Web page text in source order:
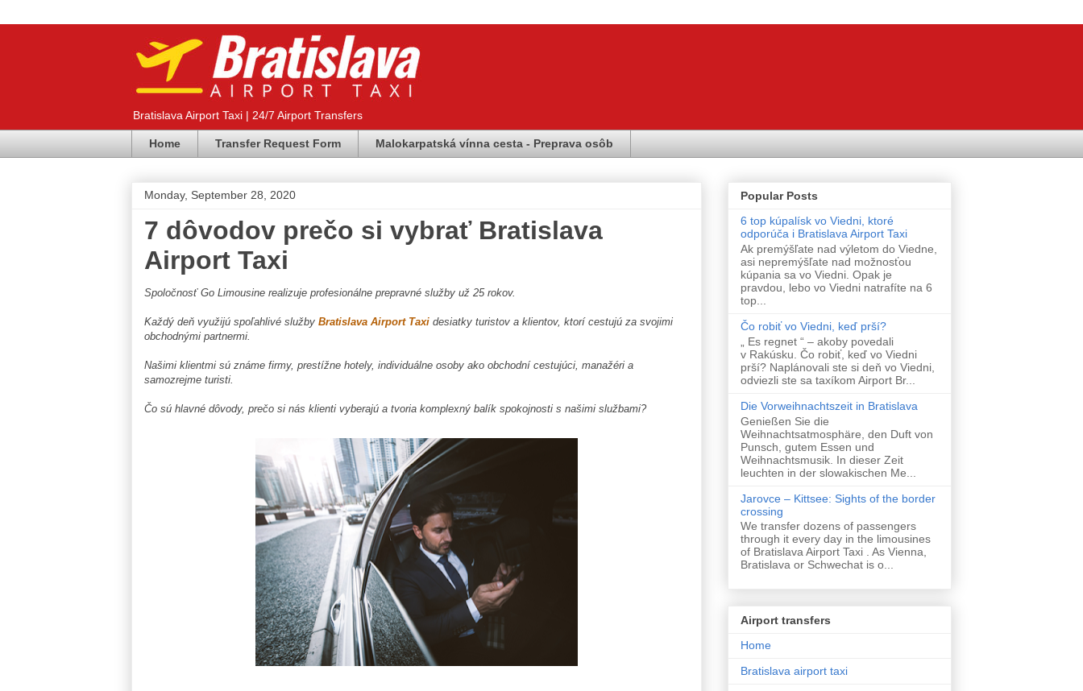
Bratislava Airport Taxi | 24/7 Airport Transfers
Home Transfer Request Form Malokarpatská vínna cesta - Preprava osôb
Monday, September 28, 2020
7 dôvodov prečo si vybrať Bratislava
Airport Taxi
Spoločnosť Go Limousine realizuje profesionálne prepravné služby už 25 rokov.
Každý deň využijú spoľahlivé služby Bratislava Airport Taxi desiatky turistov a klientov, ktorí cestujú za svojimi
obchodnými partnermi.
Našimi klientmi sú známe firmy, prestížne hotely, individuálne osoby ako obchodní cestujúci, manažéri a
samozrejme turisti.
Čo sú hlavné dôvody, prečo si nás klienti vyberajú a tvoria komplexný balík spokojnosti s našimi službami?
Popular Posts
6 top kúpalísk vo Viedni, ktoré
odporúča i Bratislava Airport Taxi
Ak premýšľate nad výletom do Viedne,
asi nepremýšľate nad možnosťou
kúpania sa vo Viedni. Opak je
pravdou, lebo vo Viedni natrafíte na 6
top...
Čo robiť vo Viedni, keď prší?
„ Es regnet “ – akoby povedali
v Rakúsku. Čo robiť, keď vo Viedni
prší? Naplánovali ste si deň vo Viedni,
odviezli ste sa taxíkom Airport Br...
Die Vorweihnachtszeit in Bratislava
Genießen Sie die
Weihnachtsatmosphäre, den Duft von
Punsch, gutem Essen und
Weihnachtsmusik. In dieser Zeit
leuchten in der slowakischen Me...
Jarovce – Kittsee: Sights of the border
crossing
We transfer dozens of passengers
through it every day in the limousines
of Bratislava Airport Taxi . As Vienna,
Bratislava or Schwechat is o...
Airport transfers
Home
Bratislava airport taxi